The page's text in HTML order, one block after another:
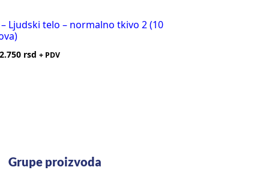
Ljudski telo – normalno tkivo 2 (10
2.750 rsd + PDV
Grupe proizvoda